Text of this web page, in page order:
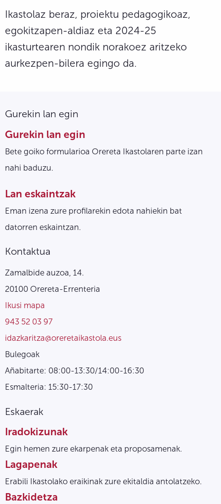
Ikastolaz beraz, proiektu pedagogikoaz,
egokitzapen-aldiaz eta 2024-25
ikasturtearen nondik norakoez aritzeko
aurkezpen-bilera egingo da.
Gurekin lan egin
Gurekin lan egin
Bete goiko formularioa Orereta Ikastolaren parte izan
nahi baduzu.
Lan eskaintzak
Eman izena zure profilarekin edota nahiekin bat
datorren eskaintzan.
Kontaktua
Zamalbide auzoa, 14.
20100 Orereta-Errenteria
Ikusi mapa
943 52 03 97
idazkaritza@oreretaikastola.eus
Bulegoak
Añabitarte: 08:00-13:30/14:00-16:30
Esmalteria: 15:30-17:30
Eskaerak
Iradokizunak
Egin hemen zure ekarpenak eta proposamenak.
Lagapenak
Erabili Ikastolako eraikinak zure ekitaldia antolatzeko.
Bazkidetza